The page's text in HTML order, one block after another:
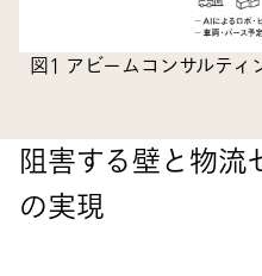
図1 アビームコンサルテ
阻害する壁と物流
の実現